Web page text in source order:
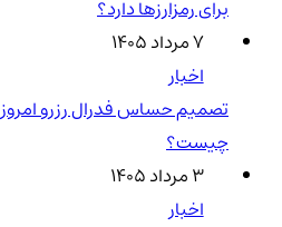
برای رمزارزها دارد؟
۷ مرداد ۱۴۰۵
اخبار
تصمیم حساس فدرال رزرو امروز
چیست؟
۳ مرداد ۱۴۰۵
اخبار